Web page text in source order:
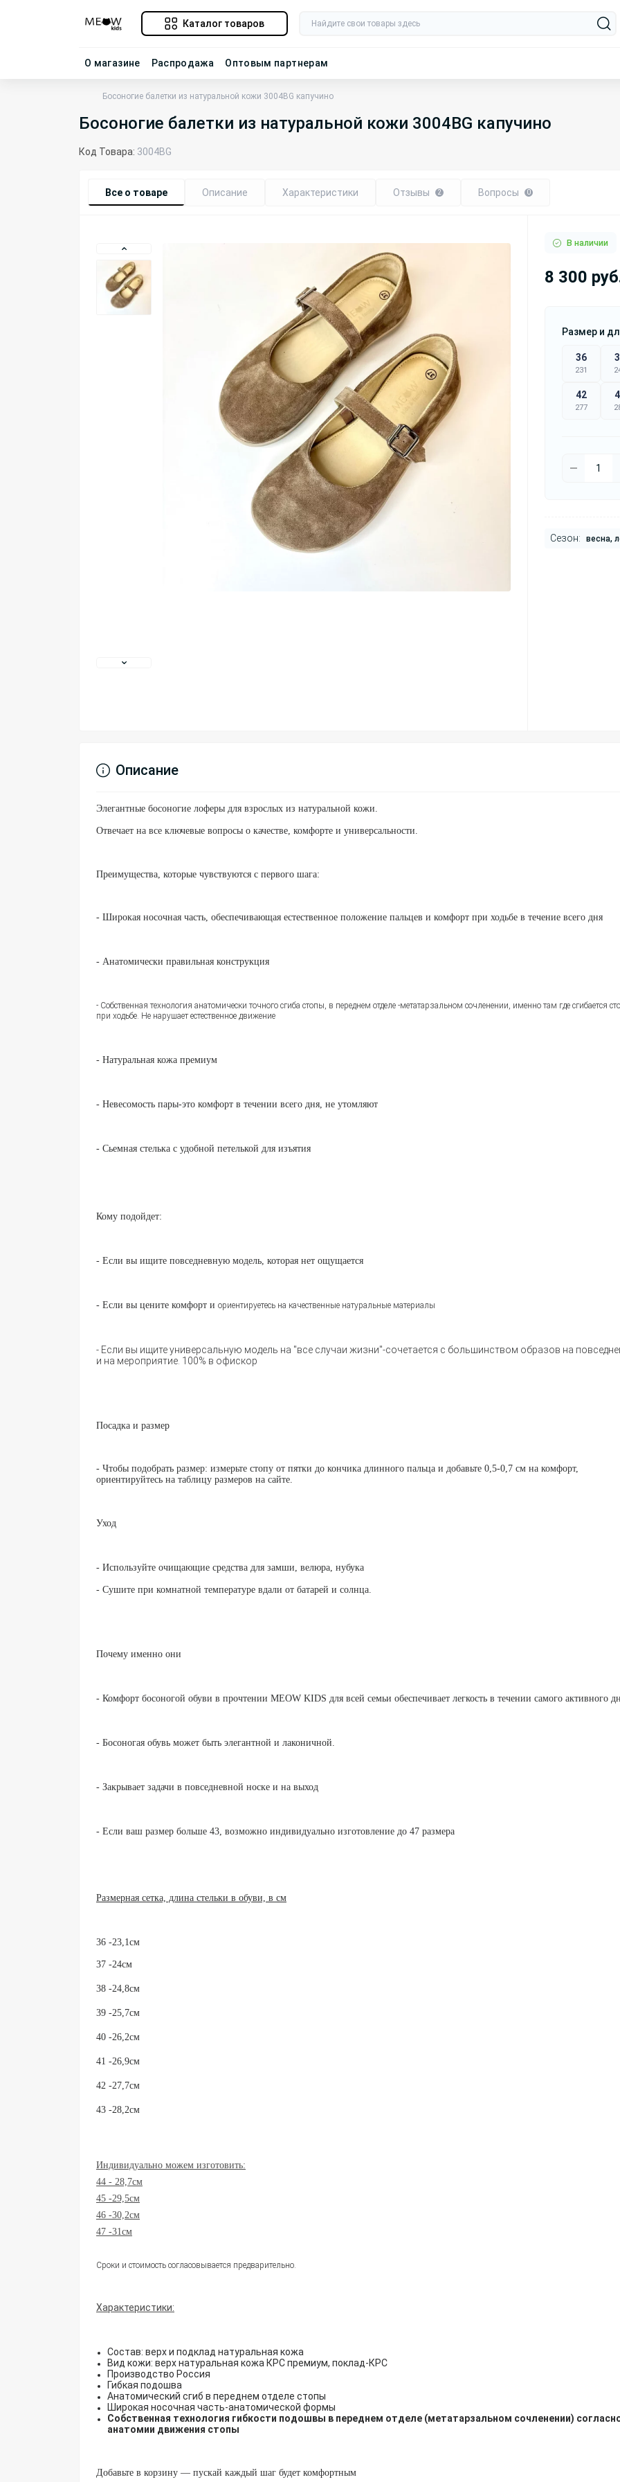
Каталог товаров
О магазине Распродажа Оптовым партнерам
Босоногие балетки из натуральной кожи 3004BG капучино
Босоногие балетки из натуральной кожи 3004BG капучино
Код Товара: 3004BG
Все о товаре Описание Характеристики Отзывы 2 Вопросы 0
В наличии
8 300
Размер и
36
231
42
277
Сезон: весна,
Описание
Элегантные босоногие лоферы для взрослых из натуральной кожи.
Отвечает на все ключевые вопросы о качестве, комфорте и универсальности.
Преимущества, которые чувствуются с первого шага:
- Широкая носочная часть, обеспечивающая естественное положение пальцев и комфорт при ходьбе в течение всего дня
- Анатомически правильная конструкция
- Собственная технология анатомически точного сгиба стопы, в переднем отделе -метатарзальном сочленении, именно там где сгибается
при ходьбе. Не нарушает естественное движение
- Натуральная кожа премиум
- Невесомость пары-это комфорт в течении всего дня, не утомляют
- Сьемная стелька с удобной петелькой для изъятия
Кому подойдет:
- Если вы ищите повседневную модель, которая нет ощущается
- Если вы цените комфорт и ориентируетесь на качественные натуральные материалы
- Если вы ищите универсальную модель на "все случаи жизни"-сочетается с большинством образов на
и на мероприятие. 100% в офискор
Посадка и размер
- Чтобы подобрать размер: измерьте стопу от пятки до кончика длинного пальца и добавьте 0,5-0,7 см на комфорт,
ориентируйтесь на таблицу размеров на сайте.
Уход
- Используйте очищающие средства для замши, велюра, нубука
- Сушите при комнатной температуре вдали от батарей и солнца.
Почему именно они
- Комфорт босоногой обуви в прочтении MEOW KIDS для всей семьи обеспечивает легкость в течении самого активного
- Босоногая обувь может быть элегантной и лаконичной.
- Закрывает задачи в повседневной носке и на выход
- Если ваш размер больше 43, возможно индивидуально изготовление до 47 размера
Размерная сетка, длина стельки в обуви, в см
36 -23,1см
37 -24см
38 -24,8см
39 -25,7см
40 -26,2см
41 -26,9см
42 -27,7см
43 -28,2см
Индивидуально можем изготовить:
44 - 28,7см
45 -29,5см
46 -30,2см
47 -31см
Сроки и стоимость согласовывается предварительно.
Характеристики:
Состав: верх и подклад натуральная кожа
Вид кожи: верх натуральная кожа КРС премиум, поклад-КРС
Производство Россия
Гибкая подошва
Анатомический сгиб в переднем отделе стопы
Широкая носочная часть-анатомической формы
Собственная технология гибкости подошвы в переднем отделе (метатарзальном сочленении)
анатомии движения стопы
Добавьте в корзину — пускай каждый шаг будет комфортным